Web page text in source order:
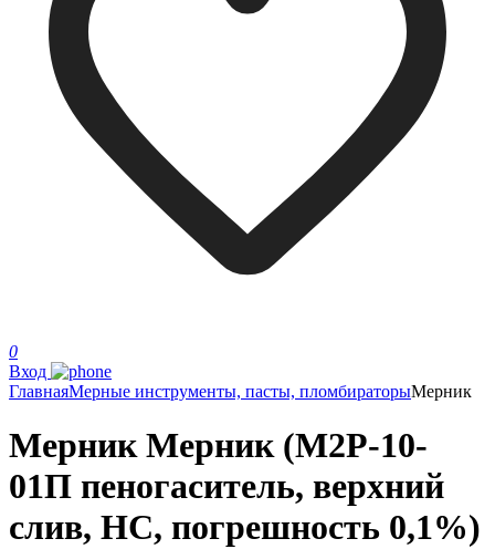
0
Вход
ГлавнаяМерные инструменты, пасты, пломбираторыМерник
Мерник Мерник (М2Р-10-
01П пеногаситель, верхний
слив, НС, погрешность 0,1%)